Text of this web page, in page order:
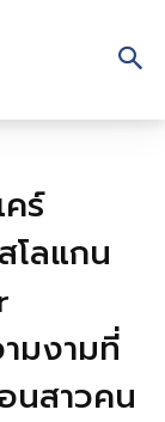
ร์
ลแกน
มงามที่
นสาวคน